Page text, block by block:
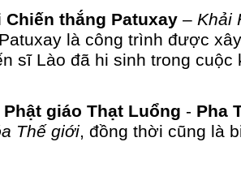
thắng Patuxay – Khải
là công trình được
sĩ Lào đã hi sinh trong cuộc
giáo Thạt Luổng - Pha
Thế giới, đồng thời cũng là